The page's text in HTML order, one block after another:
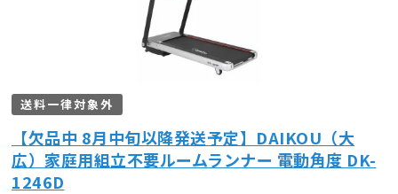
送料一律対象外
【欠品中 8月中旬以降発送予定】DAIKOU（大
広）家庭用組立不要ルームランナー 電動角度 DK-
1246D